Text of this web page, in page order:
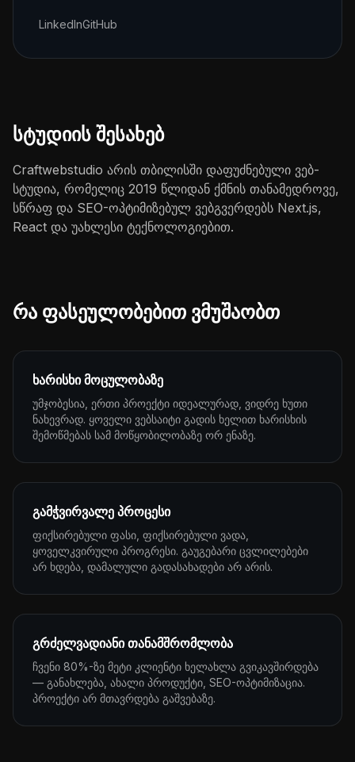
LinkedInGitHub
სტუდიის შესახებ
Craftwebstudio არის თბილისში დაფუძნებული ვებ-
სტუდია, რომელიც 2019 წლიდან ქმნის თანამედროვე,
სწრაფ და SEO-ოპტიმიზებულ ვებგვერდებს Next.js,
React და უახლესი ტექნოლოგიებით.
რა ფასეულობებით ვმუშაობთ
ხარისხი მოცულობაზე
უმჯობესია, ერთი პროექტი იდეალურად, ვიდრე ხუთი
ნახევრად. ყოველი ვებსაიტი გადის ხელით ხარისხის
შემოწმებას სამ მოწყობილობაზე ორ ენაზე.
გამჭვირვალე პროცესი
ფიქსირებული ფასი, ფიქსირებული ვადა,
ყოველკვირული პროგრესი. გაუგებარი ცვლილებები
არ ხდება, დამალული გადასახადები არ არის.
გრძელვადიანი თანამშრომლობა
ჩვენი 80%-ზე მეტი კლიენტი ხელახლა გვიკავშირდება
— განახლება, ახალი პროდუქტი, SEO-ოპტიმიზაცია.
პროექტი არ მთავრდება გაშვებაზე.